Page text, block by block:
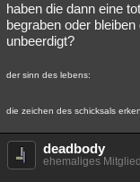
haben die dann eine
begraben oder
unbeerdigt?
der sinn des lebens:
die zeichen des schicksals
deadbody
ehemaliges Mitglied